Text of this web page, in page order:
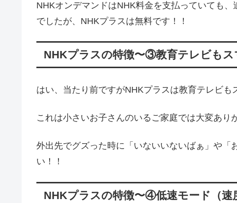
NHKオンデマンドはNHK料金を支払っていても
でしたが、NHKプラスは無料です！！
NHKプラスの特徴〜③教育テレビもス
はい、当たり前ですがNHKプラスは教育テレビも
これは小さいお子さんのいるご家庭では大変あり
外出先でグズった時に「いないいないばぁ」や
い！！
NHKプラスの特徴〜④低速モード（速